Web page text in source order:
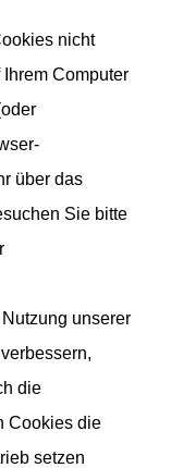
nicht
Computer
über das
Sie bitte
unserer
die
Cookies die
setzen